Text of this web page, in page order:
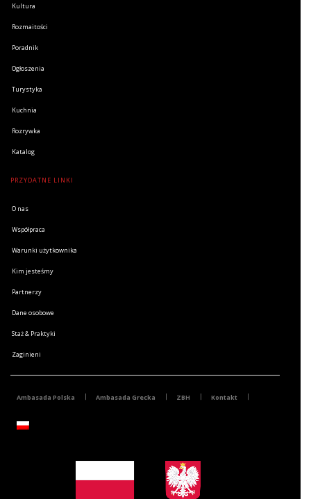
Kultura
Rozmaitości
Poradnik
Ogłoszenia
Turystyka
Kuchnia
Rozrywka
Katalog
PRZYDATNE LINKI
O nas
Współpraca
Warunki użytkownika
Kim jesteśmy
Partnerzy
Dane osobowe
Staż & Praktyki
Zaginieni
Ambasada Polska Ambasada Grecka ZBH Kontakt